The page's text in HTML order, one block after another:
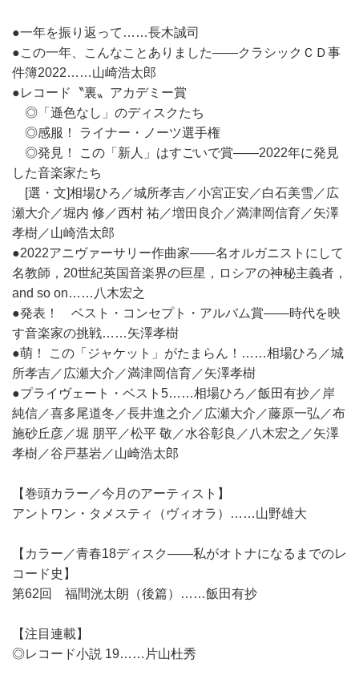
●一年を振り返って……長木誠司
●この一年、こんなことありました――クラシックＣＤ事
件簿2022……山崎浩太郎
●レコード〝裏〟アカデミー賞
◎「遜色なし」のディスクたち
◎感服！ ライナー・ノーツ選手権
◎発見！ この「新人」はすごいで賞――2022年に発見
した音楽家たち
[選・文]相場ひろ／城所孝吉／小宮正安／白石美雪／広
瀬大介／堀内 修／西村 祐／増田良介／満津岡信育／矢澤
孝樹／山崎浩太郎
●2022アニヴァーサリー作曲家――名オルガニストにして
名教師，20世紀英国音楽界の巨星，ロシアの神秘主義者，
and so on……八木宏之
●発表！ ベスト・コンセプト・アルバム賞――時代を映
す音楽家の挑戦……矢澤孝樹
●萌！ この「ジャケット」がたまらん！……相場ひろ／城
所孝吉／広瀬大介／満津岡信育／矢澤孝樹
●プライヴェート・ベスト5……相場ひろ／飯田有抄／岸
純信／喜多尾道冬／長井進之介／広瀬大介／藤原一弘／布
施砂丘彦／堀 朋平／松平 敬／水谷彰良／八木宏之／矢澤
孝樹／谷戸基岩／山崎浩太郎
【巻頭カラー／今月のアーティスト】
アントワン・タメスティ（ヴィオラ）……山野雄大
【カラー／青春18ディスク――私がオトナになるまでのレ
コード史】
第62回 福間洸太朗（後篇）……飯田有抄
【注目連載】
◎レコード小説 19……片山杜秀